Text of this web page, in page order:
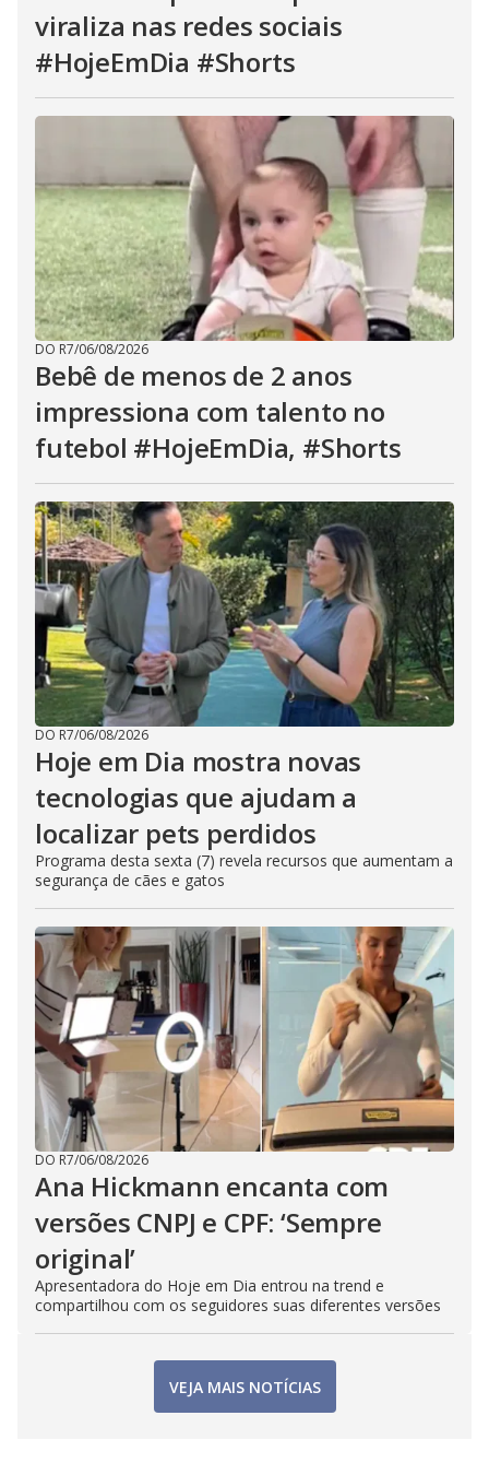
viraliza nas redes sociais
#HojeEmDia #Shorts
DO R7/06/08/2026
Bebê de menos de 2 anos
impressiona com talento no
futebol #HojeEmDia, #Shorts
DO R7/06/08/2026
Hoje em Dia mostra novas
tecnologias que ajudam a
localizar pets perdidos
Programa desta sexta (7) revela recursos que aumentam a
segurança de cães e gatos
DO R7/06/08/2026
Ana Hickmann encanta com
versões CNPJ e CPF: ‘Sempre
original’
Apresentadora do Hoje em Dia entrou na trend e
compartilhou com os seguidores suas diferentes versões
VEJA MAIS NOTÍCIAS